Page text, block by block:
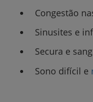
Congestão
Sinusites e
Secura e
Sono difícil e